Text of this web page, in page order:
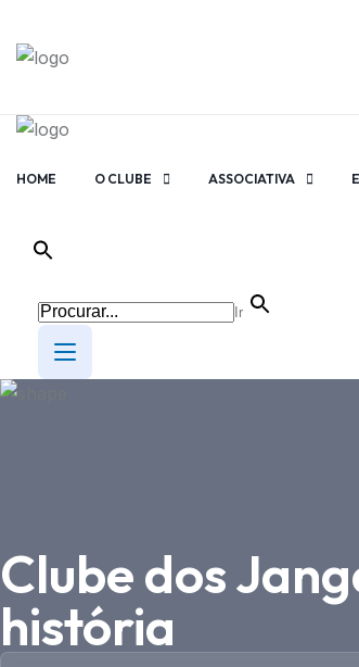
HOME O CLUBE ASSOCIATIVA
Ir
Clube dos
história